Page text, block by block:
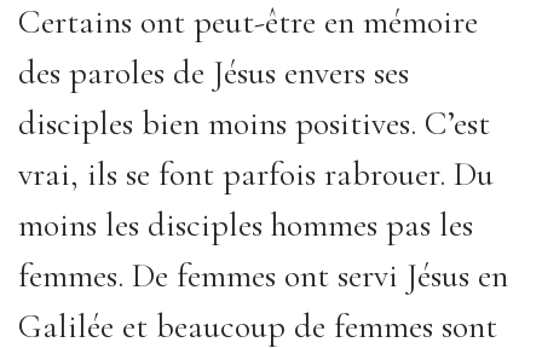
Certains ont peut-être en mémoire
des paroles de Jésus envers ses
disciples bien moins positives. C’est
vrai, ils se font parfois rabrouer. Du
moins les disciples hommes pas les
femmes. De femmes ont servi Jésus en
Galilée et beaucoup de femmes sont